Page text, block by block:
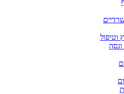
וטיפול